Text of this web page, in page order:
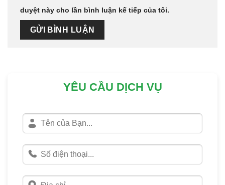
duyệt này cho lần bình luận kế tiếp của tôi.
YÊU CẦU DỊCH VỤ